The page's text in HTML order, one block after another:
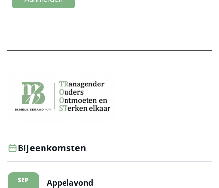
Bijeenkomsten
SEP Appelavond